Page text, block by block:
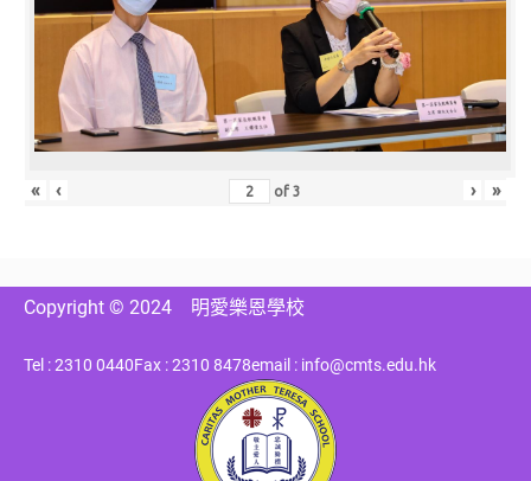
« ‹ of3 › »
Copyright © 2024 明愛樂恩學校
Tel : 2310 0440Fax : 2310 8478email : info@cmts.edu.hk